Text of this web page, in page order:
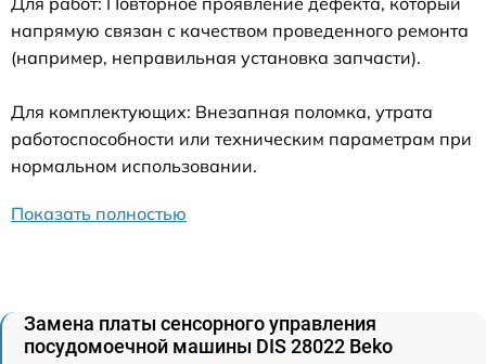
напрямую связан с качеством проведенного ремонта
(например, неправильная установка запчасти).
Для комплектующих: Внезапная поломка, утрата
работоспособности или техническим параметрам при
нормальном использовании.
Показать полностью
Замена платы сенсорного управления
посудомоечной машины DIS 28022 Beko